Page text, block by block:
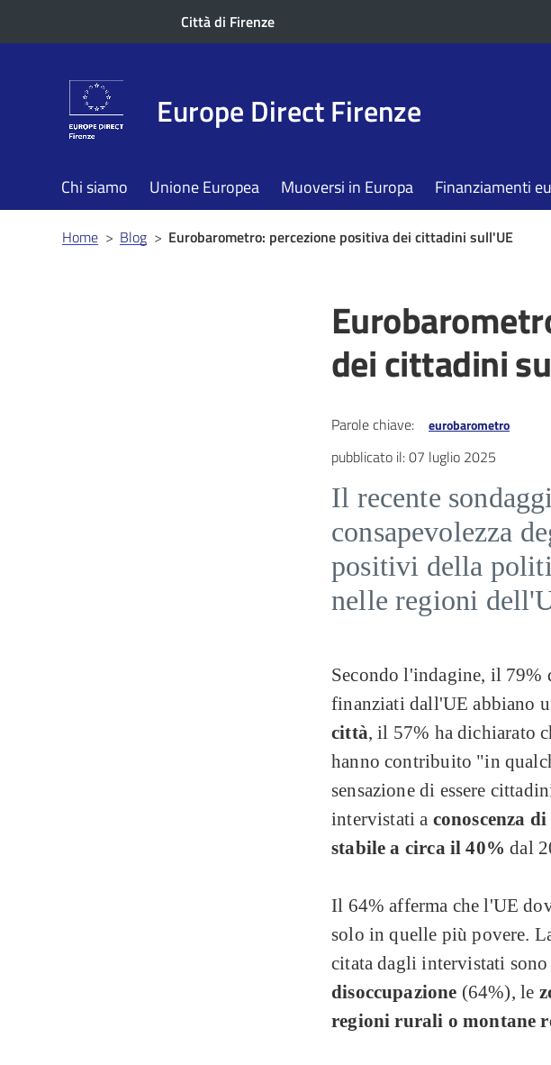
Città di Firenze
Europe Direct Firenze
Chi siamo Unione Europea Muoversi in Europa Finanziamenti
Briciole
di
Home> Blog> Eurobarometro: percezione positiva dei cittadini sull'UE
dei cittadini
Parole chiave: eurobarometro
pubblicato il:07 luglio 2025
Il recente
consapevolezza
positivi della
nelle regioni
Secondo l'indagine, il 79%
finanziati dall'UE abbiano
città, il 57% ha dichiarato
hanno contribuito "in
sensazione di essere
intervistati a conoscenza
stabile a circa il 40%dal
Il 64% afferma che l'UE
solo in quelle più povere.
citata dagli intervistati
disoccupazione (64%), le
regioni rurali o montane